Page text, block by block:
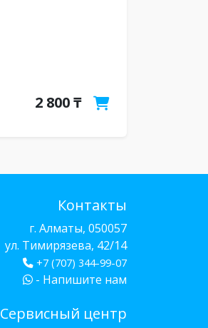
2 800 ₸
Контакты
г. Алматы, 050057
ул. Тимирязева, 42/14
+7 (707) 344-99-07
- Напишите нам
Сервисный центр